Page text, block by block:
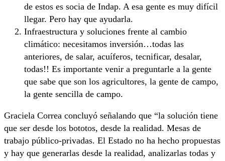
de estos es socia de Indap. A esa gente es muy difícil
llegar. Pero hay que ayudarla.
Infraestructura y soluciones frente al cambio
climático: necesitamos inversión…todas las
anteriores, de salar, acuíferos, tecnificar, desalar,
todas!! Es importante venir a preguntarle a la gente
que sabe que son los agricultores, la gente de campo,
la gente sencilla de campo.
Graciela Correa concluyó señalando que “la solución tiene
que ser desde los bototos, desde la realidad. Mesas de
trabajo público-privadas. El Estado no ha hecho propuestas
y hay que generarlas desde la realidad, analizarlas todas y